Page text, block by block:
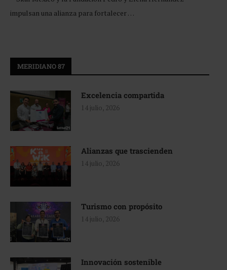
impulsan una alianza para fortalecer …
MERIDIANO 87
Excelencia compartida
14 julio, 2026
Alianzas que trascienden
14 julio, 2026
Turismo con propósito
14 julio, 2026
Innovación sostenible